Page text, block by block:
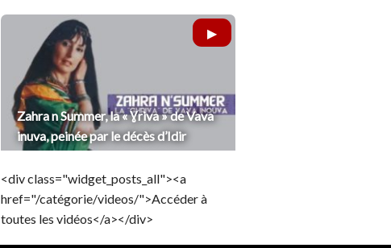
Zahra n Summer, la « Ɣriva » de Vava
inuva, peinée par le décès d’Idir
<div class="widget_posts_all"><a
href="/catégorie/videos/">Accéder à
toutes les vidéos</a></div>